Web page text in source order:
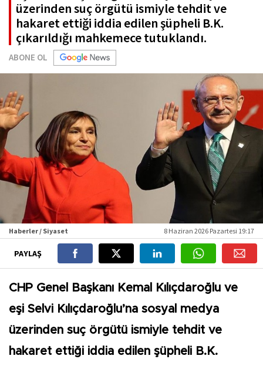
üzerinden suç örgütü ismiyle tehdit ve
hakaret ettiği iddia edilen şüpheli B.K.
çıkarıldığı mahkemece tutuklandı.
ABONE OL
Haberler / Siyaset 8 Haziran 2026 Pazartesi 19:17
PAYLAŞ
CHP Genel Başkanı Kemal Kılıçdaroğlu ve
eşi Selvi Kılıçdaroğlu’na sosyal medya
üzerinden suç örgütü ismiyle tehdit ve
hakaret ettiği iddia edilen şüpheli B.K.